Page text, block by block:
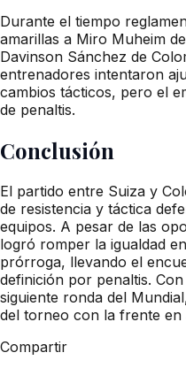
Durante el tiempo
amarillas a Miro Muheim
Davinson Sánchez de
entrenadores intentaron
cambios tácticos, pero el
de penaltis.
Conclusión
El partido entre Suiza y
de resistencia y táctica
equipos. A pesar de las
logró romper la igualdad
prórroga, llevando el
definición por penaltis.
siguiente ronda del
del torneo con la frente en
Compartir